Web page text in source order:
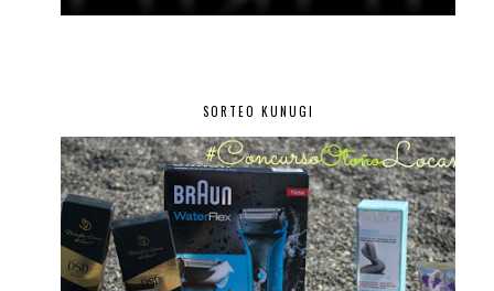
SORTEO KUNUGI